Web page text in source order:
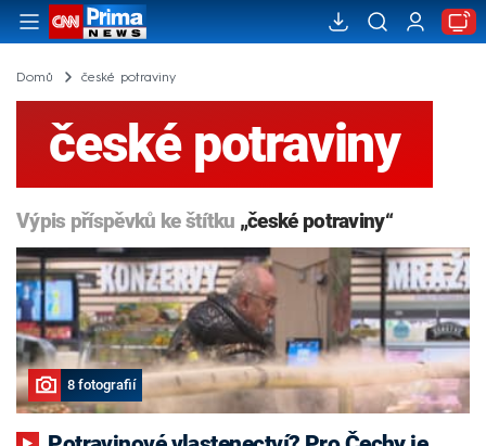
Domů české potraviny
české potraviny
Výpis příspěvků ke štítku „české potraviny“
8 fotografií